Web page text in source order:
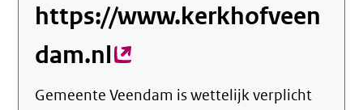
https://www.kerkhofveen
dam.nl(externe
link)
Gemeente Veendam is wettelijk verplicht